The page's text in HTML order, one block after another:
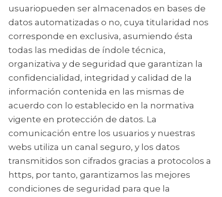
usuariopueden ser almacenados en bases de
datos automatizadas o no, cuya titularidad nos
corresponde en exclusiva, asumiendo ésta
todas las medidas de índole técnica,
organizativa y de seguridad que garantizan la
confidencialidad, integridad y calidad de la
información contenida en las mismas de
acuerdo con lo establecido en la normativa
vigente en protección de datos. La
comunicación entre los usuarios y nuestras
webs utiliza un canal seguro, y los datos
transmitidos son cifrados gracias a protocolos a
https, por tanto, garantizamos las mejores
condiciones de seguridad para que la